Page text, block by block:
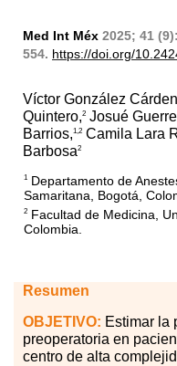
Med Int Méx 2025; 41
554. https://doi.org/
Víctor González
Quintero,2 Josué
Barrios,1,2 Camila Lara
Barbosa2
1 Departamento de
Samaritana, Bogotá,
2 Facultad de Medicina,
Colombia.
Resumen
OBJETIVO: Estimar la
preoperatoria en
centro de alta